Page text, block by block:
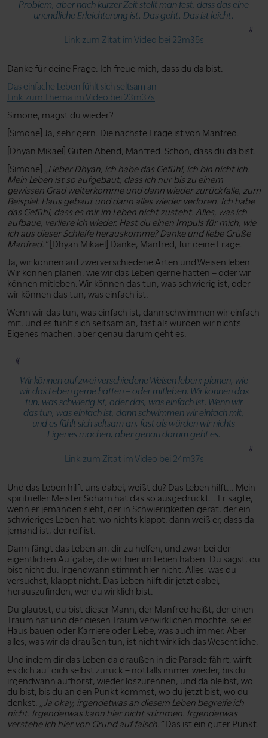
Problem, aber nach kurzer Zeit stellt man fest, dass das eine
unendliche Erleichterung ist. Das geht. Das ist leicht.
Link zum Zitat im Video bei 22m35s
Danke für deine Frage. Ich freue mich, dass du da bist.
Das einfache Leben fühlt sich seltsam an
Link zum Thema im Video bei 23m37s
Simone, magst du wieder?
[Simone] Ja, sehr gern. Die nächste Frage ist von Manfred.
[Dhyan Mikael] Guten Abend, Manfred. Schön, dass du da bist.
[Simone] „Lieber Dhyan, ich habe das Gefühl, ich bin nicht ich.
Mein Leben ist so aufgebaut, dass ich nur bis zu einem
gewissen Grad weiterkomme und dann wieder zurückfalle, zum
Beispiel: Haus gebaut und dann alles wieder verloren. Ich habe
das Gefühl, dass es mir im Leben nicht zusteht. Alles, was ich
aufbaue, verliere ich wieder. Hast du einen Impuls für mich, wie
ich aus dieser Schleife herauskomme? Danke und liebe Grüße
Manfred.”[Dhyan Mikael] Danke, Manfred, für deine Frage.
Ja, wir können auf zwei verschiedene Arten und Weisen leben.
Wir können planen, wie wir das Leben gerne hätten – oder wir
können mitleben. Wir können das tun, was schwierig ist, oder
wir können das tun, was einfach ist.
Wenn wir das tun, was einfach ist, dann schwimmen wir einfach
mit, und es fühlt sich seltsam an, fast als würden wir nichts
Eigenes machen, aber genau darum geht es.
Wir können auf zwei verschiedene Weisen leben: planen, wie
wir das Leben gerne hätten – oder mitleben. Wir können das
tun, was schwierig ist, oder das, was einfach ist. Wenn wir
das tun, was einfach ist, dann schwimmen wir einfach mit,
und es fühlt sich seltsam an, fast als würden wir nichts
Eigenes machen, aber genau darum geht es.
Link zum Zitat im Video bei 24m37s
Und das Leben hilft uns dabei, weißt du? Das Leben hilft... Mein
spiritueller Meister Soham hat das so ausgedrückt... Er sagte,
wenn er jemanden sieht, der in Schwierigkeiten gerät, der ein
schwieriges Leben hat, wo nichts klappt, dann weiß er, dass da
jemand ist, der reif ist.
Dann fängt das Leben an, dir zu helfen, und zwar bei der
eigentlichen Aufgabe, die wir hier im Leben haben. Du sagst, du
bist nicht du. Irgendwann stimmt hier nicht. Alles, was du
versuchst, klappt nicht. Das Leben hilft dir jetzt dabei,
herauszufinden, wer du wirklich bist.
Du glaubst, du bist dieser Mann, der Manfred heißt, der einen
Traum hat und der diesen Traum verwirklichen möchte, sei es
Haus bauen oder Karriere oder Liebe, was auch immer. Aber
alles, was wir da draußen tun, ist nicht wirklich das Wesentliche.
Und indem dir das Leben da draußen in die Parade fährt, wirft
es dich auf dich selbst zurück – notfalls immer wieder, bis du
irgendwann aufhörst, wieder loszurennen, und da bleibst, wo
du bist; bis du an den Punkt kommst, wo du jetzt bist, wo du
denkst: „Ja okay, irgendetwas an diesem Leben begreife ich
nicht. Irgendetwas kann hier nicht stimmen. Irgendetwas
verstehe ich hier von Grund auf falsch.”Das ist ein guter Punkt.